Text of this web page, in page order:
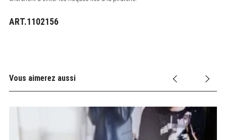
ART.1102156
Vous aimerez aussi